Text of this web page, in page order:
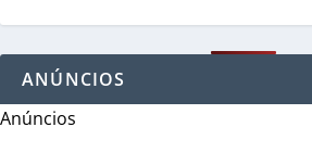
ANÚNCIOS
Anúncios